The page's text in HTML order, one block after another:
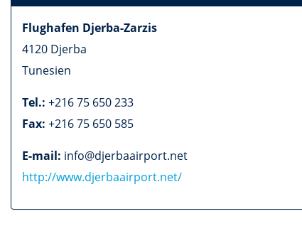
Flughafen Djerba-Zarzis
4120 Djerba
Tunesien
Tel.: +216 75 650 233
Fax: +216 75 650 585
E-mail: info@djerbaairport.net
http://www.djerbaairport.net/